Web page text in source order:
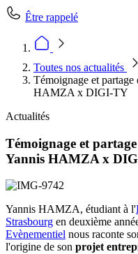
Être rappelé
Toutes nos actualités
Témoignage et
HAMZA x DIGI-TY
Actualités
Témoignage et
Yannis HAMZA x
Yannis HAMZA, étudiant à l'
Strasbourg en deuxième
Evènementiel nous raconte
l'origine de son projet